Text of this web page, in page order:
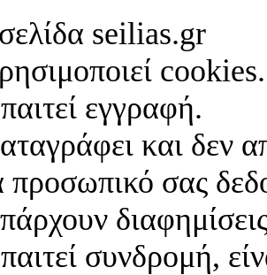
seilias.gr
cookies.
εγγραφή.
και δεν
προσωπικό σας
συνδρομή,